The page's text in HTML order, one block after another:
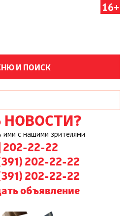
16+
И ПОИСК
НОВОСТИ?
ими с нашими зрителями
202-22-22
202-22-22
202-22-22
объявление